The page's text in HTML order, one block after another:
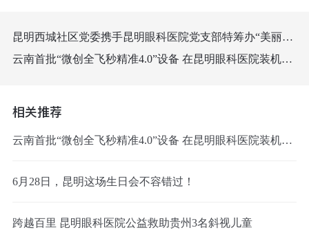
昆明西城社区党委携手昆明眼科医院党支部特筹办“美丽西城 · 金虎新春特别活动”
云南首批“微创全飞秒精准4.0”设备 在昆明眼科医院装机成功
相关推荐
云南首批“微创全飞秒精准4.0”设备 在昆明眼科医院装机成功
6月28日，昆明这场生日会不容错过！
跨越百里 昆明眼科医院公益救助贵州3名斜视儿童